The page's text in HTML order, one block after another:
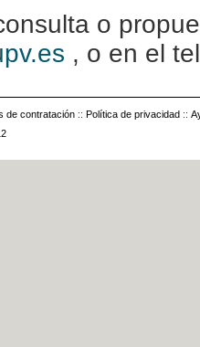
o
, o en el
de contratación :: Política de privacidad ::